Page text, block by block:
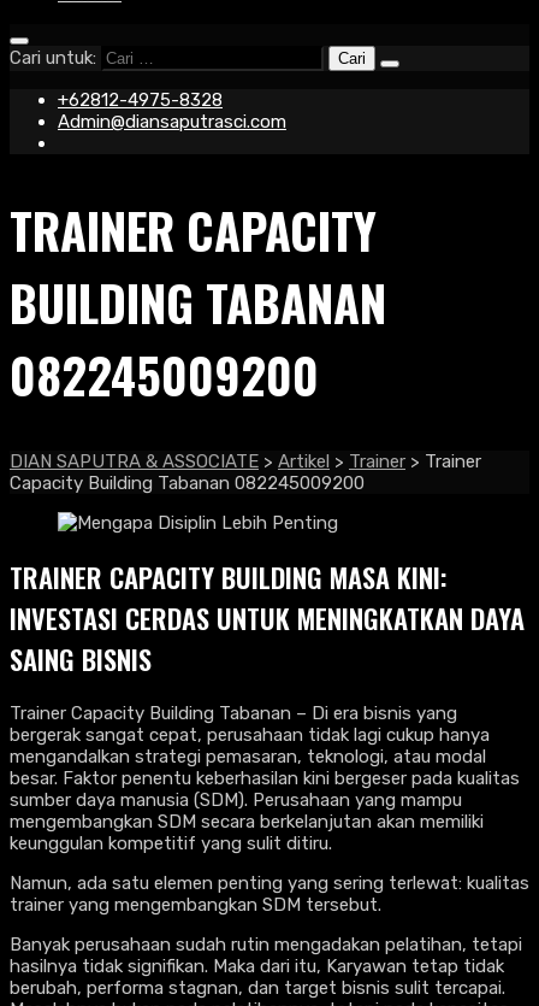
Cari untuk:
+62812-4975-8328
Admin@diansaputrasci.com
TRAINER CAPACITY
BUILDING TABANAN
082245009200
DIAN SAPUTRA & ASSOCIATE > Artikel > Trainer > Trainer
Capacity Building Tabanan 082245009200
TRAINER CAPACITY BUILDING MASA KINI:
INVESTASI CERDAS UNTUK MENINGKATKAN DAYA
SAING BISNIS
Trainer Capacity Building Tabanan – Di era bisnis yang
bergerak sangat cepat, perusahaan tidak lagi cukup hanya
mengandalkan strategi pemasaran, teknologi, atau modal
besar. Faktor penentu keberhasilan kini bergeser pada kualitas
sumber daya manusia (SDM). Perusahaan yang mampu
mengembangkan SDM secara berkelanjutan akan memiliki
keunggulan kompetitif yang sulit ditiru.
Namun, ada satu elemen penting yang sering terlewat: kualitas
trainer yang mengembangkan SDM tersebut.
Banyak perusahaan sudah rutin mengadakan pelatihan, tetapi
hasilnya tidak signifikan. Maka dari itu, Karyawan tetap tidak
berubah, performa stagnan, dan target bisnis sulit tercapai.